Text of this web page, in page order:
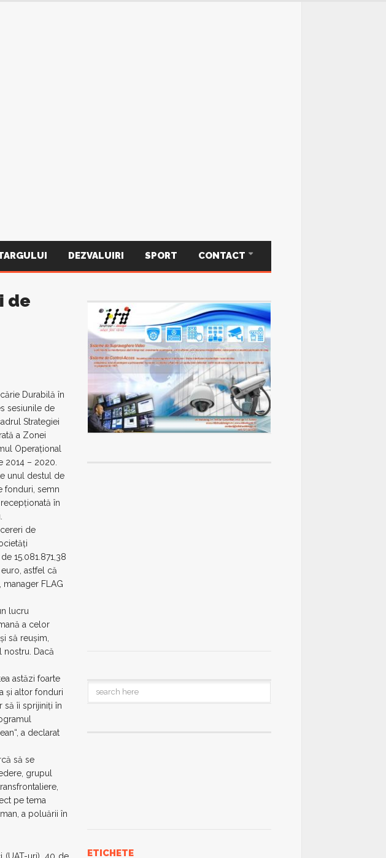
DEZVALUIRI SPORT CONTACT
de
Durabilă în
sesiunile de
Strategiei
a Zonei
Operațional
2014 – 2020.
unul destul de
fonduri, semn
în
de
15.081.871,38
astfel că
FLAG
lucru
a celor
să reușim,
Dacă
astăzi foarte
și altor fonduri
să îi sprijiniți în
a declarat
să se
grupul
pe tema
a poluării în
ETICHETE